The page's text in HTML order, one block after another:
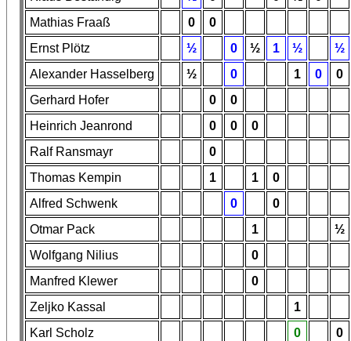
Mathias Fraaß
0
0
Ernst Plötz
½ 0 ½ 1 ½
½
Alexander Hasselberg
½ 0 1 0
0
Gerhard Hofer
0
0
Heinrich Jeanrond
0 0
0
Ralf Ransmayr
0
Thomas Kempin
1 1
0
Alfred Schwenk
0
0
Otmar Pack
1
½
Wolfgang Nilius
0
Manfred Klewer
0
Zeljko Kassal
1
Karl Scholz
0
0